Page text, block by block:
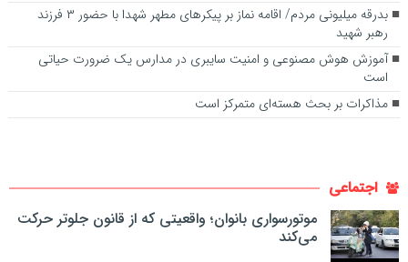
بدرقه میلیونی مردم/ اقامه نماز بر پیکرهای مطهر شهدا با حضور ۳ فرزند
رهبر شهید
آموزش هوش مصنوعی و امنیت سایبری در مدارس یک ضرورت حیاتی
است
مذاکرات بر بحث هسته‌ای متمرکز است
اجتماعی
موتورسواری بانوان؛ واقعیتی که از قانون جلوتر حرکت
می‌کند